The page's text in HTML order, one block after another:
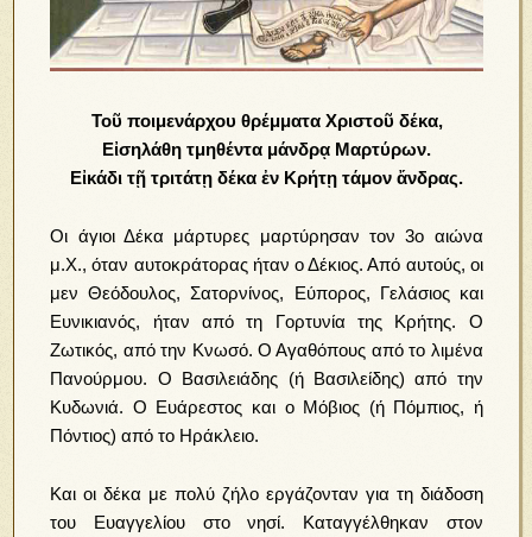
Τοῦ ποιμενάρχου θρέμματα Χριστοῦ δέκα,
Εἰσηλάθη τμηθέντα μάνδρᾳ Μαρτύρων.
Εἰκάδι τῇ τριτάτῃ δέκα ἐν Κρήτῃ τάμον ἄνδρας.
Οι άγιοι Δέκα μάρτυρες μαρτύρησαν τον 3ο αιώνα
μ.Χ., όταν αυτοκράτορας ήταν ο Δέκιος. Από αυτούς, οι
μεν Θεόδουλος, Σατορνίνος, Εύπορος, Γελάσιος και
Ευνικιανός, ήταν από τη Γορτυνία της Κρήτης. Ο
Ζωτικός, από την Κνωσό. Ο Αγαθόπους από το λιμένα
Πανούρμου. Ο Βασιλειάδης (ή Βασιλείδης) από την
Κυδωνιά. Ο Ευάρεστος και ο Μόβιος (ή Πόμπιος, ή
Πόντιος) από το Ηράκλειο.
Και οι δέκα με πολύ ζήλο εργάζονταν για τη διάδοση
του Ευαγγελίου στο νησί. Καταγγέλθηκαν στον